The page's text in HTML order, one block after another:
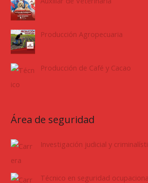
Producción Agropecuaria
Producción de Café y Cacao
Área de seguridad
Investigación judicial y
Técnico en seguridad